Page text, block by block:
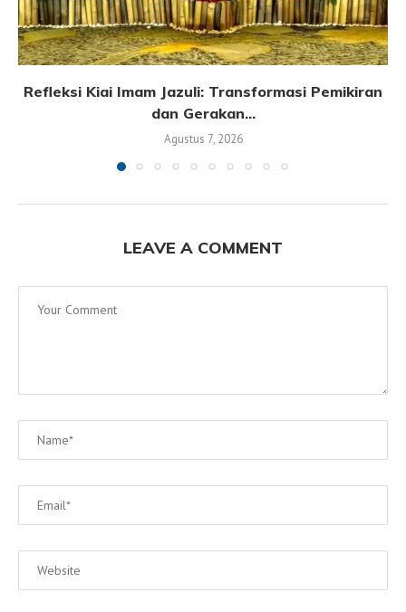
Refleksi Kiai Imam Jazuli: Transformasi Pemikiran
dan Gerakan...
Agustus 7, 2026
LEAVE A COMMENT